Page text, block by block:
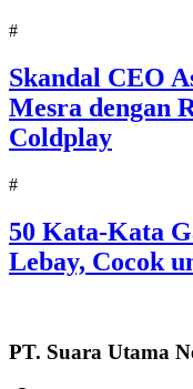
#
Skandal CEO
Mesra dengan
Coldplay
#
50 Kata-Kata
Lebay, Cocok
PT. Suara Utama